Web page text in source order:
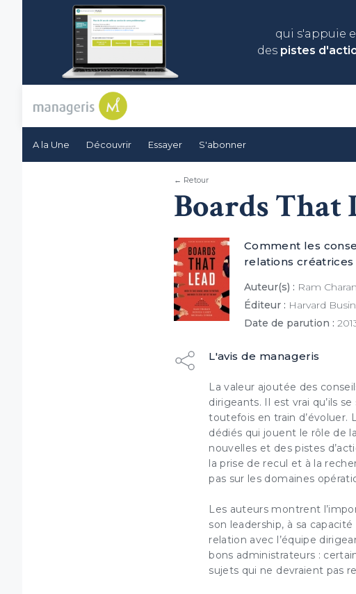
qui s'appuie
des pistes
A la Une Découvrir Essayer S'abonner
← Retour
Boards That
Comment les
relations
Auteur(s) : Ram
Éditeur : Harvard
Date de parution :
L'avis de manageris
La valeur ajoutée des
dirigeants. Il est vrai qu’ils
toutefois en train d’évoluer.
dédiés qui jouent le rôle de
nouvelles et des pistes
la prise de recul et à la
pas sur les domaines
Les auteurs montrent
son leadership, à sa
relation avec l’équipe
bons administrateurs :
sujets qui ne devraient pas
(1) Cochez cette
Ce système de
ordinateur, ni
votre navigateur.